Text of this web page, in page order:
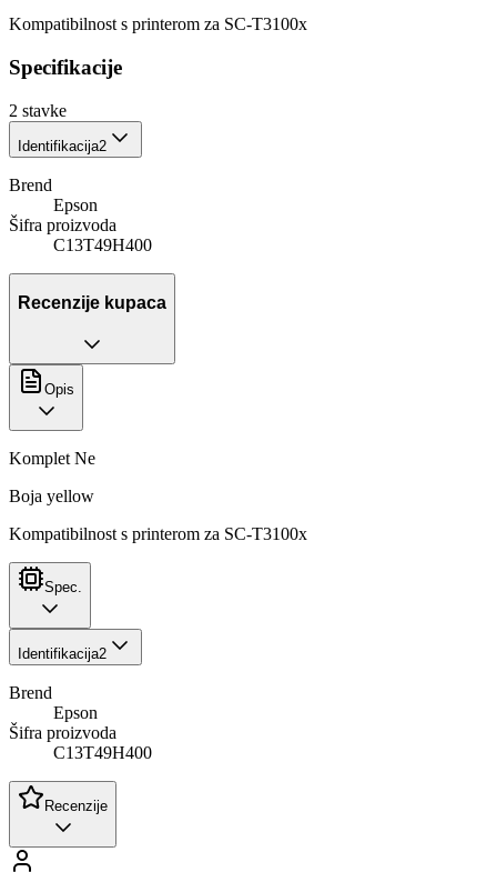
Kompatibilnost s printerom za SC-T3100x
Specifikacije
2 stavke
Identifikacija2
Brend
Epson
Šifra proizvoda
C13T49H400
Recenzije kupaca
Opis
Komplet Ne
Boja yellow
Kompatibilnost s printerom za SC-T3100x
Spec.
Identifikacija2
Brend
Epson
Šifra proizvoda
C13T49H400
Recenzije